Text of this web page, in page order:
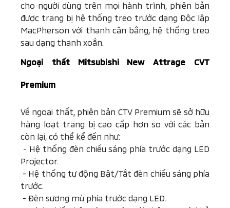
cho người dùng trên mọi hành trình, phiên bản
được trang bị hệ thống treo trước dạng Độc lập
MacPherson với thanh cân bằng, hệ thống treo
sau dạng thanh xoắn.
Ngoại thất Mitsubishi New Attrage CVT
Premium
Về ngoại thất, phiên bản CTV Premium sẽ sở hữu
hàng loạt trang bị cao cấp hơn so với các bản
còn lại, có thể kể đến như:
- Hệ thống đèn chiếu sáng phía trước dạng LED
Projector.
- Hệ thống tự động Bật/Tắt đèn chiếu sáng phía
trước.
- Đèn sương mù phía trước dạng LED.